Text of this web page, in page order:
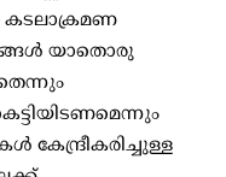
കടലാക്രമണ
യാതൊരു
കേന്ദ്രീകരിച്ചുള്ള